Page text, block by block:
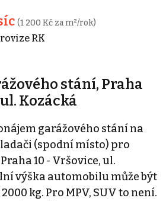
(1 200 Kč za m²/rok)
RK
stání, Praha
Kozácká
garážového stání na
(spodní místo) pro
10 - Vršovice, ul.
výška automobilu může být
kg. Pro MPV, SUV to není.